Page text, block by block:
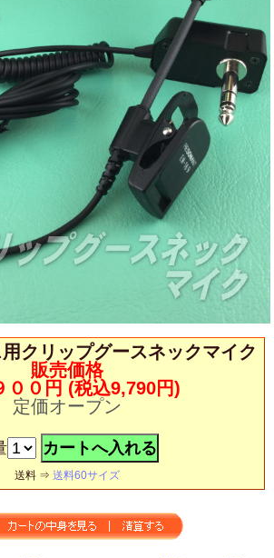
クリップグースネックマイク
販売価格
００円 (税込9,790円)
定価オープン
送料 ⇒ 送料60サイズ